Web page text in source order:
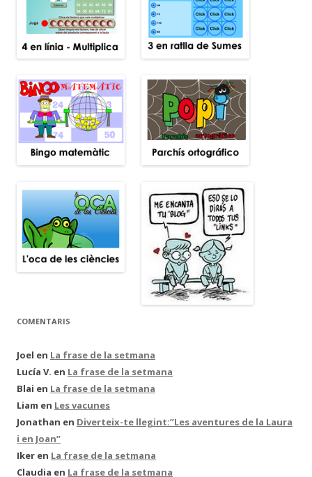
COMENTARIS
Joel en La frase de la setmana
Lucía V. en La frase de la setmana
Blai en La frase de la setmana
Liam en Les vacunes
Jonathan en Diverteix-te llegint:”Les aventures de la Laura
i en Joan”
Iker en La frase de la setmana
Claudia en La frase de la setmana